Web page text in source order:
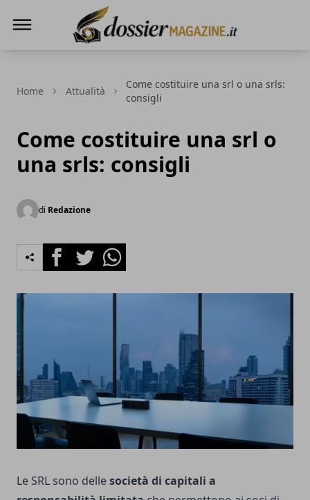
Home Attualità
Come costituire una srl o una srls:
consigli
Come costituire una srl o
una srls: consigli
di Redazione
FacebookTwitterWhatsapp
Le SRL sono dellesocietà di capitali a